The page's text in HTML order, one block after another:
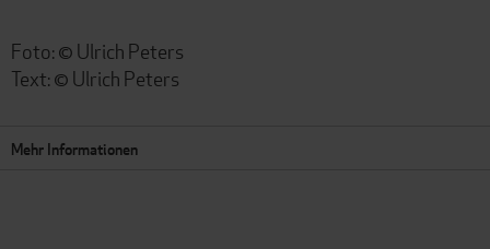
Foto: © Ulrich Peters
Text: © Ulrich Peters
Mehr Informationen